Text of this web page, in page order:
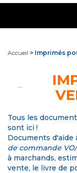
Accueil > Imprimés
Tous les
sont ici !
Documents d'aide
de commande
à marchands,
vente, le livre de